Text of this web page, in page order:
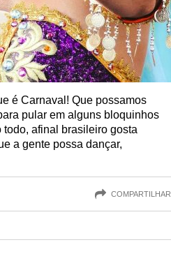
é Carnaval! Que possamos
pular em alguns bloquinhos
afinal brasileiro gosta
a gente possa dançar,
COMPARTILHAR